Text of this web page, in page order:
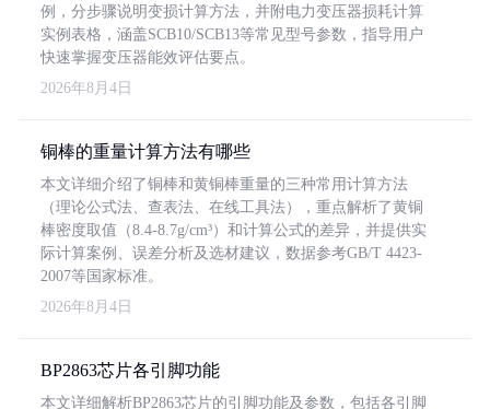
例，分步骤说明变损计算方法，并附电力变压器损耗计算
实例表格，涵盖SCB10/SCB13等常见型号参数，指导用户
快速掌握变压器能效评估要点。
2026年8月4日
铜棒的重量计算方法有哪些
本文详细介绍了铜棒和黄铜棒重量的三种常用计算方法
（理论公式法、查表法、在线工具法），重点解析了黄铜
棒密度取值（8.4-8.7g/cm³）和计算公式的差异，并提供实
际计算案例、误差分析及选材建议，数据参考GB/T 4423-
2007等国家标准。
2026年8月4日
BP2863芯片各引脚功能
本文详细解析BP2863芯片的引脚功能及参数，包括各引脚